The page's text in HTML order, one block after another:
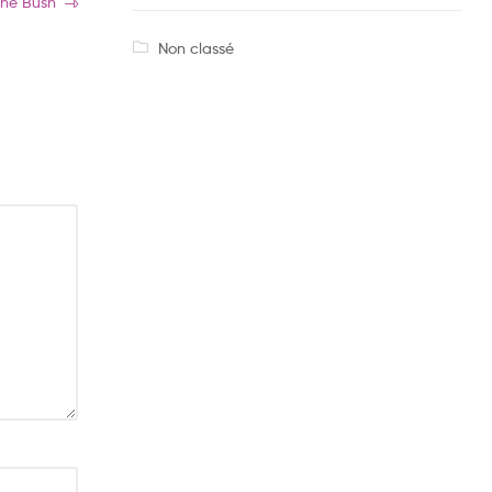
Non classé